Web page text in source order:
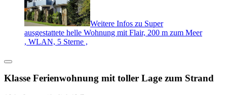
Weitere Infos zu Super
ausgestattete helle Wohnung mit Flair, 200 m zum Meer
, WLAN, 5 Sterne ,
Klasse Ferienwohnung mit toller Lage zum Strand